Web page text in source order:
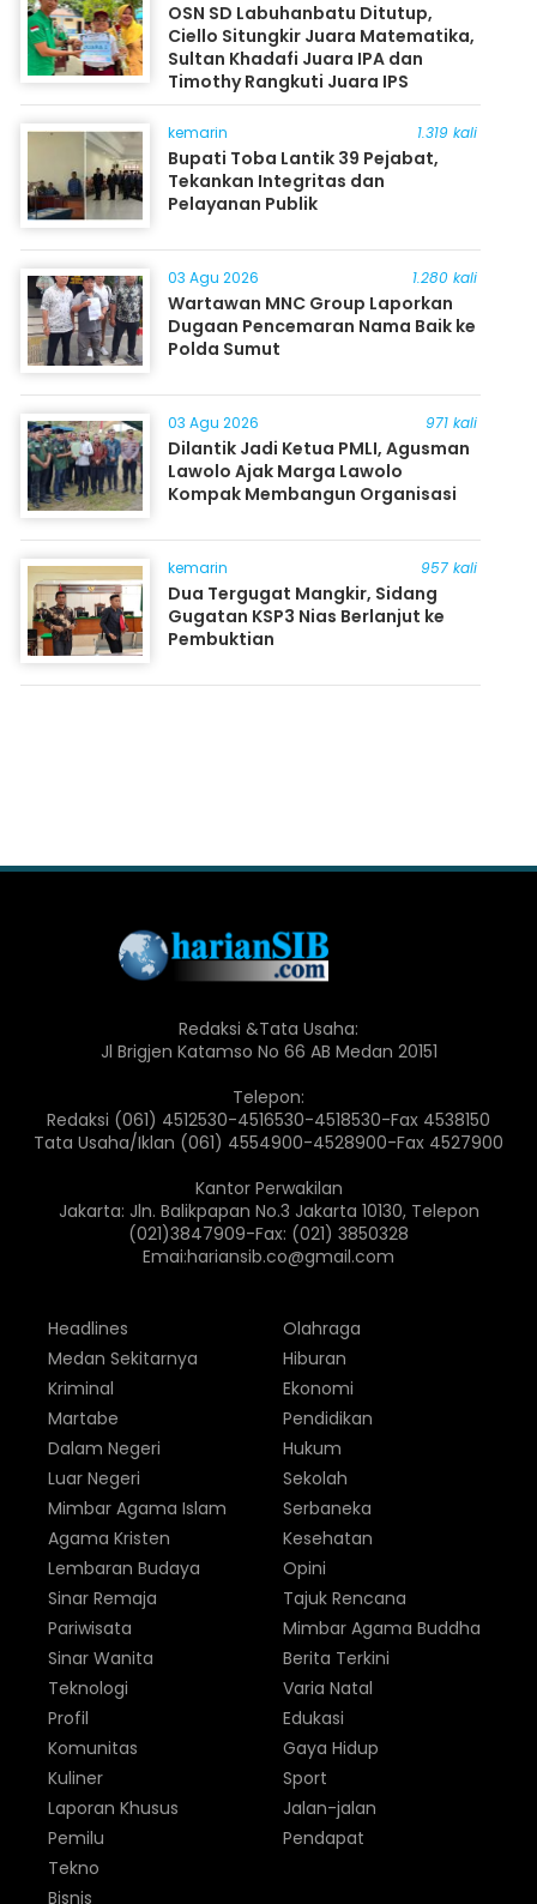
OSN SD Labuhanbatu Ditutup,
Ciello Situngkir Juara Matematika,
Sultan Khadafi Juara IPA dan
Timothy Rangkuti Juara IPS
kemarin 1.319 kali
Bupati Toba Lantik 39 Pejabat,
Tekankan Integritas dan
Pelayanan Publik
03 Agu 2026 1.280 kali
Wartawan MNC Group Laporkan
Dugaan Pencemaran Nama Baik ke
Polda Sumut
03 Agu 2026 971 kali
Dilantik Jadi Ketua PMLI, Agusman
Lawolo Ajak Marga Lawolo
Kompak Membangun Organisasi
kemarin 957 kali
Dua Tergugat Mangkir, Sidang
Gugatan KSP3 Nias Berlanjut ke
Pembuktian
Redaksi &Tata Usaha:
Jl Brigjen Katamso No 66 AB Medan 20151
Telepon:
Redaksi (061) 4512530-4516530-4518530-Fax 4538150
Tata Usaha/Iklan (061) 4554900-4528900-Fax 4527900
Kantor Perwakilan
Jakarta: Jln. Balikpapan No.3 Jakarta 10130, Telepon
(021)3847909-Fax: (021) 3850328
Emai:hariansib.co@gmail.com
Headlines
Medan Sekitarnya
Kriminal
Martabe
Dalam Negeri
Luar Negeri
Olahraga
Hiburan
Ekonomi
Pendidikan
Hukum
Sekolah
Mimbar Agama Islam
Agama Kristen
Lembaran Budaya
Sinar Remaja
Pariwisata
Sinar Wanita
Serbaneka
Kesehatan
Opini
Tajuk Rencana
Mimbar Agama Buddha
Berita Terkini
Teknologi
Profil
Komunitas
Kuliner
Laporan Khusus
Pemilu
Varia Natal
Edukasi
Gaya Hidup
Sport
Jalan-jalan
Pendapat
Tekno
Bisnis